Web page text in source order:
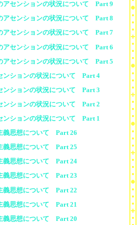
アセンションの状況について Part 9
アセンションの状況について Part 8
アセンションの状況について Part 7
アセンションの状況について Part 6
アセンションの状況について Part 5
ンションの状況について Part 4
ンションの状況について Part 3
ンションの状況について Part 2
ンションの状況について Part 1
義思想について Part 26
義思想について Part 25
義思想について Part 24
義思想について Part 23
義思想について Part 22
義思想について Part 21
義思想について Part 20